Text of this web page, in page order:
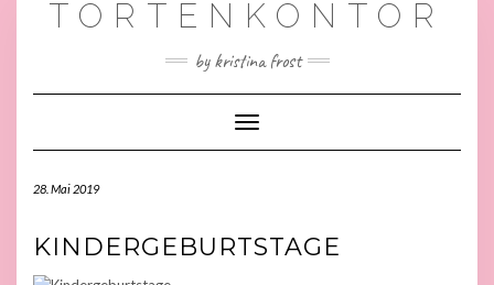
TORTENKONTOR
by kristina frost
Toggle
Navigation
28. Mai 2019
KINDERGEBURTSTAGE